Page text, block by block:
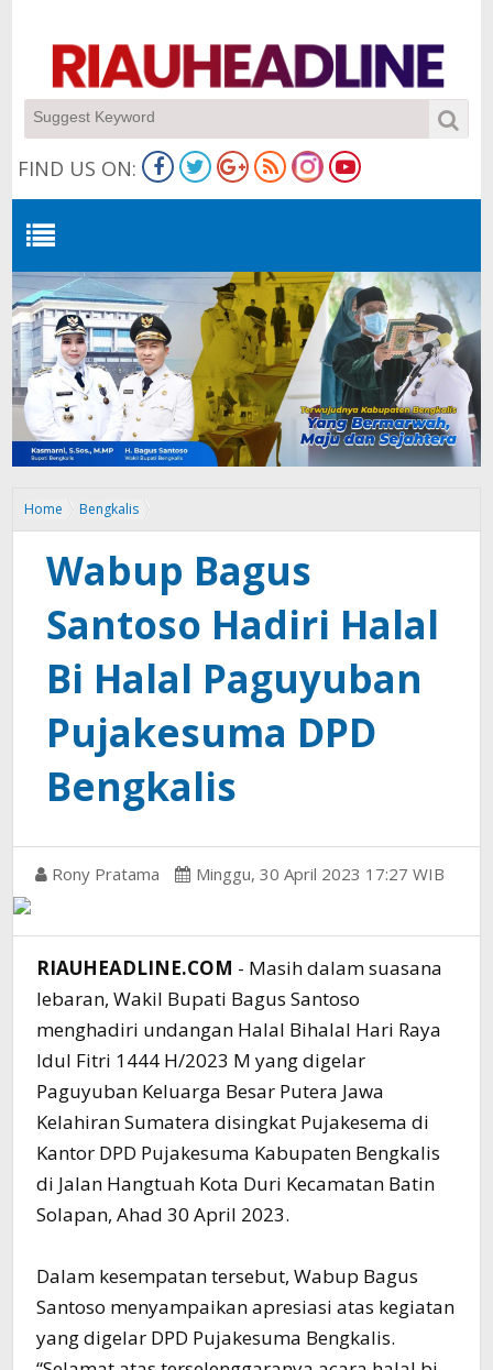
FIND US ON:
Home
Bengkalis
Wabup Bagus Santoso Hadiri Halal Bi Halal Paguyuban Pujakesuma
Wabup Bagus
Santoso Hadiri Halal
Bi Halal Paguyuban
Pujakesuma DPD
Bengkalis
Rony Pratama Minggu, 30 April 2023 17:27 WIB
RIAUHEADLINE.COM - Masih dalam suasana
lebaran, Wakil Bupati Bagus Santoso
menghadiri undangan Halal Bihalal Hari Raya
Idul Fitri 1444 H/2023 M yang digelar
Paguyuban Keluarga Besar Putera Jawa
Kelahiran Sumatera disingkat Pujakesema di
Kantor DPD Pujakesuma Kabupaten Bengkalis
di Jalan Hangtuah Kota Duri Kecamatan Batin
Solapan, Ahad 30 April 2023.
Dalam kesempatan tersebut, Wabup Bagus
Santoso menyampaikan apresiasi atas kegiatan
yang digelar DPD Pujakesuma Bengkalis.